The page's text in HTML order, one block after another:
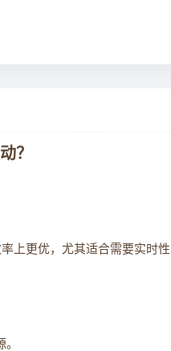
？
上更优，尤其适合需要实时性